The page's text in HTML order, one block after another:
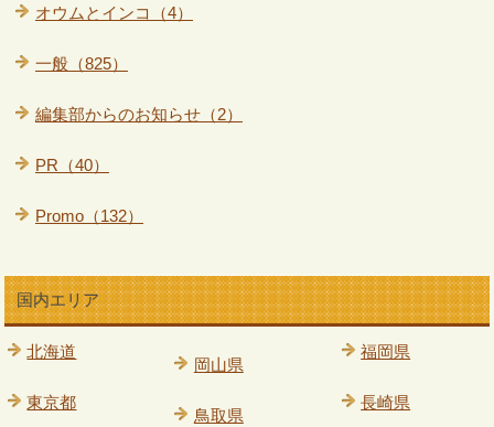
オウムとインコ（4）
一般（825）
編集部からのお知らせ（2）
PR（40）
Promo（132）
国内エリア
北海道
東京都
岡山県
鳥取県
福岡県
長崎県